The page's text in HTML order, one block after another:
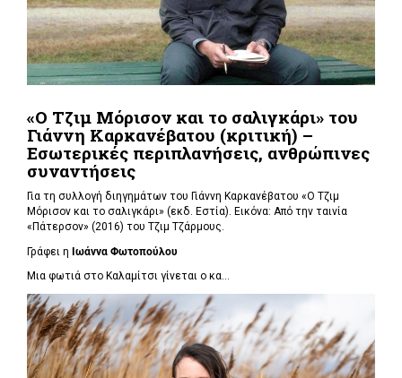
«Ο Τζιμ Μόρισον και το σαλιγκάρι» του
Γιάννη Καρκανέβατου (κριτική) –
Εσωτερικές περιπλανήσεις, ανθρώπινες
συναντήσεις
Για τη συλλογή διηγημάτων του Γιάννη Καρκανέβατου «Ο Τζιμ
Μόρισον και το σαλιγκάρι» (εκδ. Εστία). Εικόνα: Από την ταινία
«Πάτερσον» (2016) του Τζιμ Τζάρμους.
Γράφει η Ιωάννα Φωτοπούλου
Μια φωτιά στο Καλαμίτσι γίνεται ο κα...